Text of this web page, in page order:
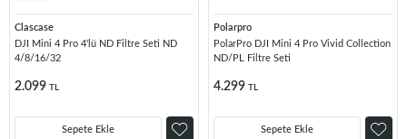
Clascase
DJI Mini 4 Pro 4'lü ND Filtre Seti ND
4/8/16/32
2.099 TL
Sepete Ekle
Polarpro
PolarPro DJI Mini 4 Pro Vivid Collection
ND/PL Filtre Seti
4.299 TL
Sepete Ekle